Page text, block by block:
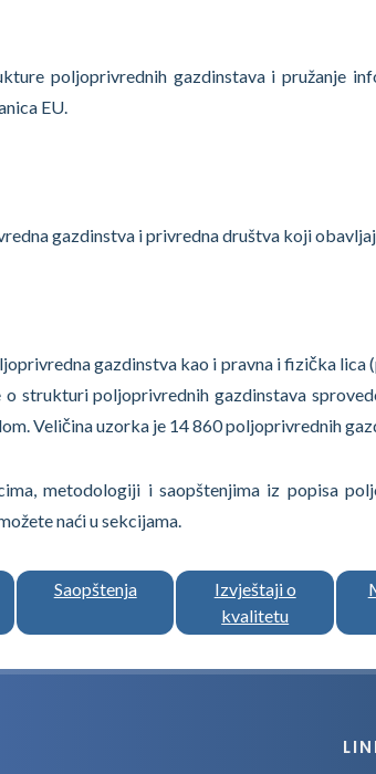
poljoprivrednih gazdinstava i pružanje
EU.
gazdinstva i privredna društva koji
gazdinstva kao i pravna i fizička
strukturi poljoprivrednih gazdinstava
Veličina uzorka je 14 860 poljoprivrednih
metodologiji i saopštenjima iz popisa
naći u sekcijama.
Saopštenja
Izvještaji o
kvalitetu